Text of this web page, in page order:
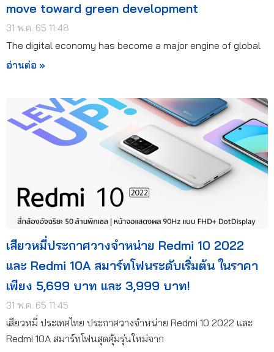
move toward green development
31 พ.ค. 65 11:48
The digital economy has become a major engine of global
อ่านต่อ »
เสียวหมี่ประกาศวางจำหน่าย Redmi 10 2022
และ Redmi 10A สมาร์ทโฟนระดับเริ่มต้น ในราคา
เพียง 5,699 บาท และ 3,999 บาท!
31 พ.ค. 65 11:45
เสียวหมี่ ประเทศไทย ประกาศวางจำหน่าย Redmi 10 2022 และ
Redmi 10A สมาร์ทโฟนสุดคุ้มรุ่นใหม่จาก